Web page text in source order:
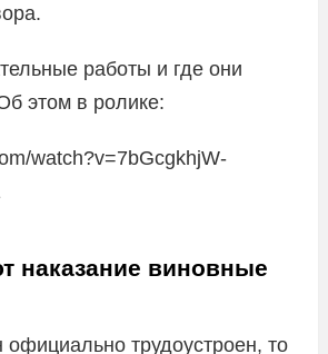
работы и где они
этом в ролике:
watch?v=7bGcgkhjW-
наказание виновные
трудоустроен, то